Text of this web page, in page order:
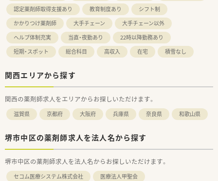
認定薬剤師取得支援あり
教育制度あり
シフト制
かかりつけ薬剤師
大手チェーン
大手チェーン以外
ヘルプ体制充実
当直・夜勤あり
22時以降勤務あり
短期・スポット
総合科目 高収入 在宅 積雪なし
関西エリアから探す
関西の薬剤師求人をエリアからお探しいただけます。
滋賀県 京都府 大阪府 兵庫県 奈良県 和歌山県
堺市中区の薬剤師求人を法人名から探す
堺市中区の薬剤師求人を法人名からお探しいただけます。
セコム医療システム株式会社
医療法人甲聖会